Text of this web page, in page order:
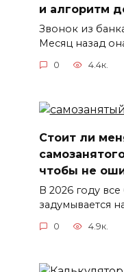
и алгоритм
Звонок из
Месяц назад
0 4.4к.
Стоит ли
чтобы не
В 2026 году
задумывается
0 4.9к.